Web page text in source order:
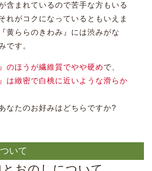
含まれているので苦手な方もいる
れがコクになっているともいえま
黄ららのきわみ』には渋みがな
です。
のほうが繊維質でやや硬めで、
は緻密で白桃に近いような滑らか
なたのお好みはどちらですか?
いて